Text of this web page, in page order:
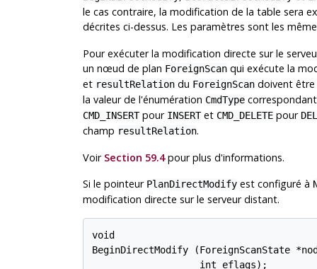
le cas contraire, la modification de la table sera
décrites ci-dessus. Les paramètres sont les
Pour exécuter la modification directe sur le
un nœud de plan ForeignScanqui exécute la
et resultRelationdu ForeignScandoivent être
la valeur de l'énumération CmdType
CMD_INSERTpour INSERTet CMD_DELETEpour
champ resultRelation.
Voir Section 59.4pour plus d'informations.
Si le pointeur PlanDirectModifyest configuré à
modification directe sur le serveur distant.
void
BeginDirectModify (ForeignScanState
                   int eflags);